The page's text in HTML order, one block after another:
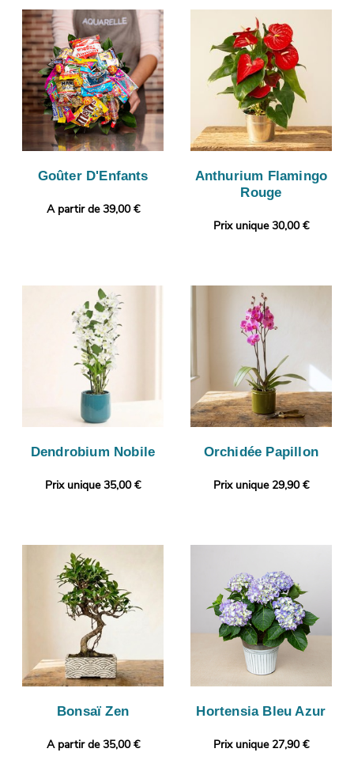
Goûter D'Enfants
A partir de 39,00 €
Anthurium Flamingo
Rouge
Prix unique 30,00 €
Dendrobium Nobile
Prix unique 35,00 €
Orchidée Papillon
Prix unique 29,90 €
Bonsaï Zen
A partir de 35,00 €
Hortensia Bleu Azur
Prix unique 27,90 €